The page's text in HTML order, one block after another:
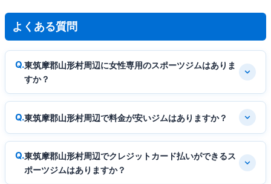
よくある質問
東筑摩郡山形村周辺に女性専用のスポーツジムはありま
すか？
東筑摩郡山形村周辺で料金が安いジムはありますか？
東筑摩郡山形村周辺でクレジットカード払いができるス
ポーツジムはありますか？